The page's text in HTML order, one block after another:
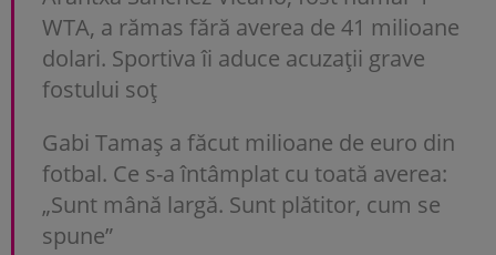
WTA, a rămas fără averea de 41 milioane
dolari. Sportiva îi aduce acuzații grave
fostului soț
Gabi Tamaș a făcut milioane de euro din
fotbal. Ce s-a întâmplat cu toată averea:
„Sunt mână largă. Sunt plătitor, cum se
spune”